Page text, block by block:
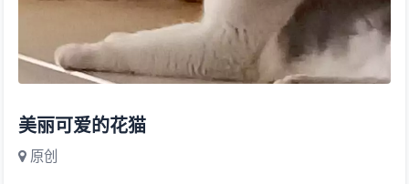
美丽可爱的花猫
原创